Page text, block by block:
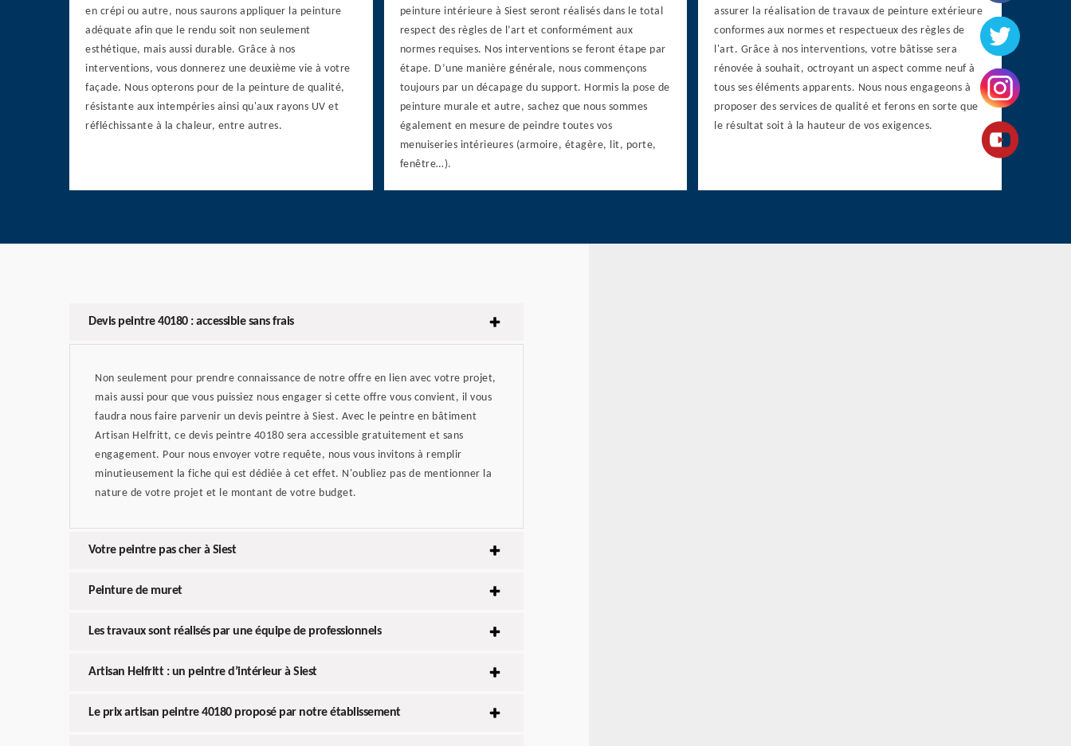
en crépi ou autre, nous saurons appliquer la peinture
adéquate afin que le rendu soit non seulement
esthétique, mais aussi durable. Grâce à nos
interventions, vous donnerez une deuxième vie à votre
façade. Nous opterons pour de la peinture de qualité,
résistante aux intempéries ainsi qu'aux rayons UV et
réfléchissante à la chaleur, entre autres.
peinture intérieure à Siest seront réalisés dans le total
respect des règles de l’art et conformément aux
normes requises. Nos interventions se feront étape par
étape. D’une manière générale, nous commençons
toujours par un décapage du support. Hormis la pose de
peinture murale et autre, sachez que nous sommes
également en mesure de peindre toutes vos
menuiseries intérieures (armoire, étagère, lit, porte,
fenêtre…).
assurer la réalisation de travaux de peinture extérieure
conformes aux normes et respectueux des règles de
l'art. Grâce à nos interventions, votre bâtisse sera
rénovée à souhait, octroyant un aspect comme neuf à
tous ses éléments apparents. Nous nous engageons à
proposer des services de qualité et ferons en sorte que
le résultat soit à la hauteur de vos exigences.
Devis peintre 40180 : accessible sans frais
Non seulement pour prendre connaissance de notre offre en lien avec votre projet,
mais aussi pour que vous puissiez nous engager si cette offre vous convient, il vous
faudra nous faire parvenir un devis peintre à Siest. Avec le peintre en bâtiment
Artisan Helfritt, ce devis peintre 40180 sera accessible gratuitement et sans
engagement. Pour nous envoyer votre requête, nous vous invitons à remplir
minutieusement la fiche qui est dédiée à cet effet. N'oubliez pas de mentionner la
nature de votre projet et le montant de votre budget.
Votre peintre pas cher à Siest
Peinture de muret
Les travaux sont réalisés par une équipe de professionnels
Artisan Helfritt : un peintre d’intérieur à Siest
Le prix artisan peintre 40180 proposé par notre établissement